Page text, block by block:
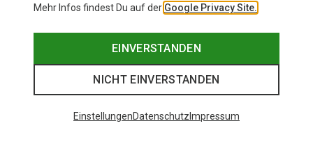
Mehr Infos findest Du auf der Google Privacy Site.
EINVERSTANDEN
NICHT EINVERSTANDEN
EinstellungenDatenschutz Impressum